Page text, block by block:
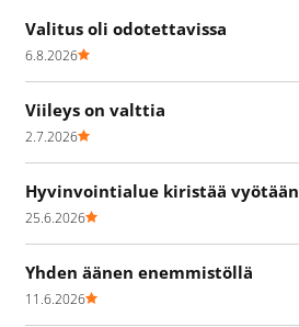
Valitus oli odotettavissa
6.8.2026
Viileys on valttia
2.7.2026
Hyvinvointialue kiristää vyötään
25.6.2026
Yhden äänen enemmistöllä
11.6.2026